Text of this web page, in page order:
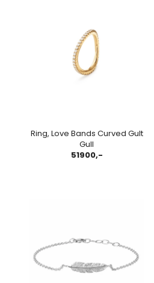
Ring, Love Bands Curved Gult
Gull
51900,-